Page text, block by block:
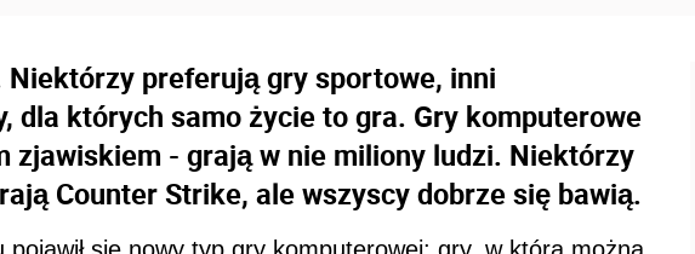
Niektórzy preferują gry sportowe, inni
dla których samo życie to gra. Gry komputerowe
zjawiskiem - grają w nie miliony ludzi. Niektórzy
Counter Strike, ale wszyscy dobrze się bawią.